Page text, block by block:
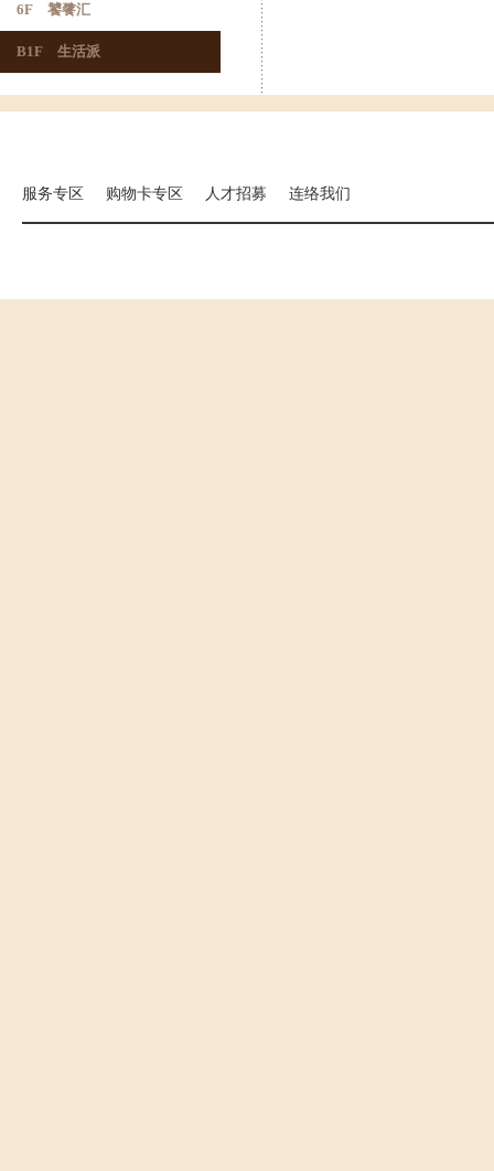
6F 饕餮汇
B1F 生活派
服务专区 购物卡专区 人才招募 连络我们